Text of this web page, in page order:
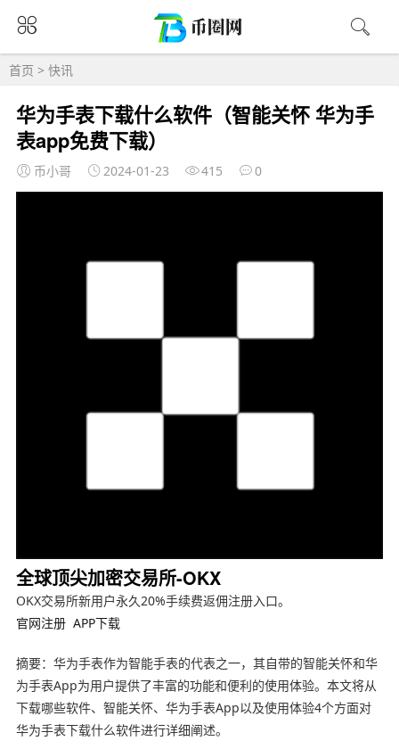
首页 > 快讯
华为手表下载什么软件（智能关怀 华为手
表app免费下载）
币小哥 2024-01-23 415 0
全球顶尖加密交易所-OKX
OKX交易所新用户永久20%手续费返佣注册入口。
官网注册 APP下载
摘要：华为手表作为智能手表的代表之一，其自带的智能关怀和华
为手表App为用户提供了丰富的功能和便利的使用体验。本文将从
下载哪些软件、智能关怀、华为手表App以及使用体验4个方面对
华为手表下载什么软件进行详细阐述。